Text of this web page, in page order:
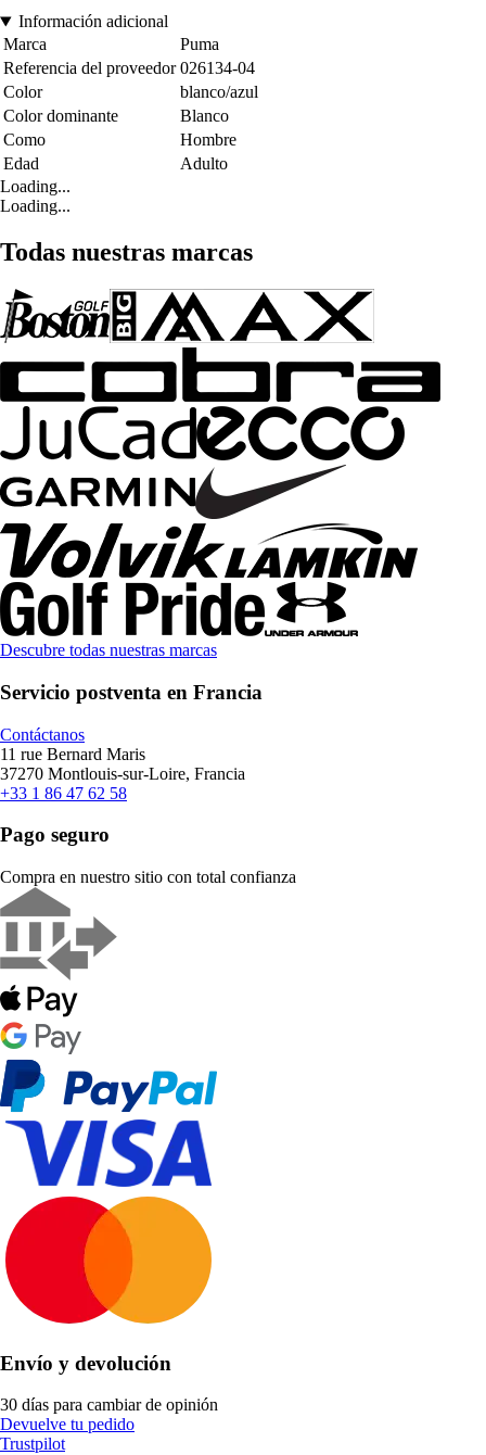
Información adicional
Marca
Puma
Referencia del proveedor 026134-04
Color
blanco/azul
Color dominante
Blanco
Como
Hombre
Edad
Adulto
Loading...
Loading...
Todas nuestras marcas
Descubre todas nuestras marcas
Servicio postventa en Francia
Contáctanos
11 rue Bernard Maris
37270 Montlouis-sur-Loire, Francia
+33 1 86 47 62 58
Pago seguro
Compra en nuestro sitio con total confianza
Envío y devolución
30 días para cambiar de opinión
Devuelve tu pedido
Trustpilot